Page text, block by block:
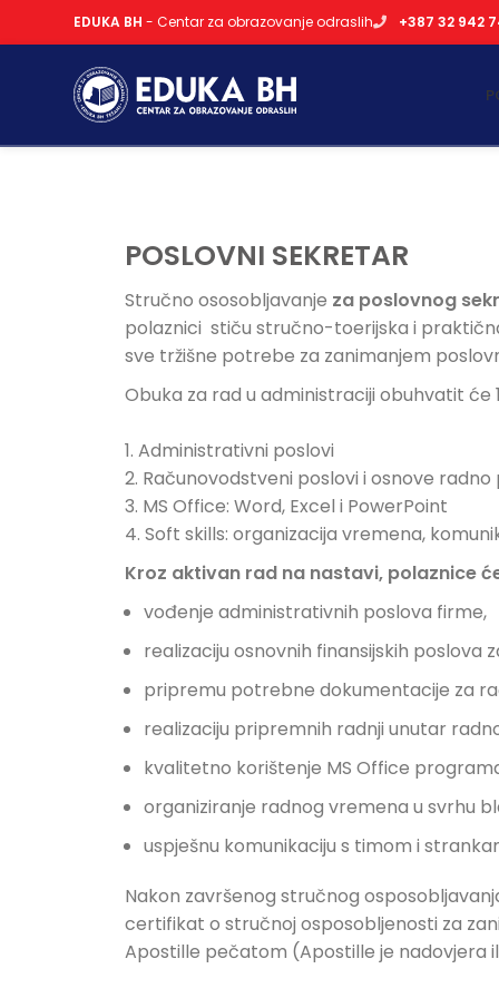
EDUKA BH - Centar za obrazovanje odraslih +387 32 942
POSLOVNI SEKRETAR
Stručno ososobljavanje za poslovnog
polaznici stiču stručno-toerijska i
sve tržišne potrebe za zanimanjem
Obuka za rad u administraciji obuhvatit će
1. Administrativni poslovi
2. Računovodstveni poslovi i osnove
3. MS Office: Word, Excel i PowerPoint
4. Soft skills: organizacija vremena,
Kroz aktivan rad na nastavi, polaznice
vođenje administrativnih poslova firme,
realizaciju osnovnih finansijskih poslova
pripremu potrebne dokumentacije za
realizaciju pripremnih radnji unutar
kvalitetno korištenje MS Office
organiziranje radnog vremena u svrhu
uspješnu komunikaciju s timom i
Nakon završenog stručnog
certifikat o stručnoj osposobljenosti za
Apostille pečatom (Apostille je nadovjera